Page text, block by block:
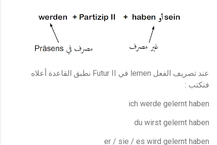
عند تصريف الفعل lernen في Futur II نطبق القاعدة أعلاه
فنكتب :
ich werde gelernt haben
du wirst gelernt haben
er / sie / es wird gelernt haben